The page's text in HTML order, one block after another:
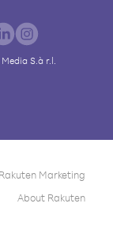
S.à r.l.
Rakuten Marketing
About Rakuten